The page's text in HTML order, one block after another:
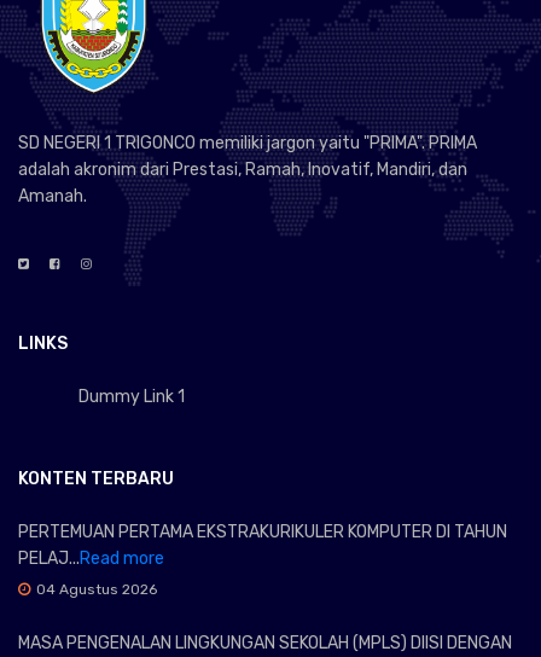
SD NEGERI 1 TRIGONCO memiliki jargon yaitu "PRIMA". PRIMA
adalah akronim dari Prestasi, Ramah, Inovatif, Mandiri, dan
Amanah.
LINKS
Dummy Link 1
KONTEN TERBARU
PERTEMUAN PERTAMA EKSTRAKURIKULER KOMPUTER DI TAHUN
PELAJ...Read more
04 Agustus 2026
MASA PENGENALAN LINGKUNGAN SEKOLAH (MPLS) DIISI DENGAN